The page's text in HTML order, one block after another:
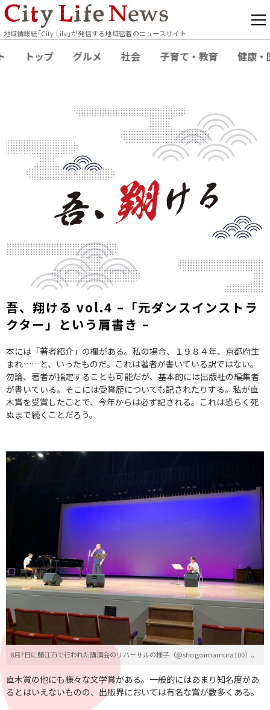
地域情報紙｢City Life｣が発信する地域密着のニュースサイト
トップ グルメ 社会 子育て・教育 健康・
吾、翔ける vol.4 –「元ダンスインストラ
クター」という肩書き –
本には「著者紹介」の欄がある。私の場合、１９８４年、京都府生
まれ……と、いったものだ。これは著者が書いている訳ではない。
勿論、著者が指定することも可能だが、基本的には出版社の編集者
が書いている。そこには受賞歴についても記されたりする。私が直
木賞を受賞したことで、今年からは必ず記される。これは恐らく死
ぬまで続くことだろう。
直木賞の他にも様々な文学賞がある。一般的にはあまり知名度があ
るとはいえないものの、出版界においては有名な賞が数多くある。
8月7日に鯖江市で行われた講演会のリハーサルの様子（@shogoimamura100）。